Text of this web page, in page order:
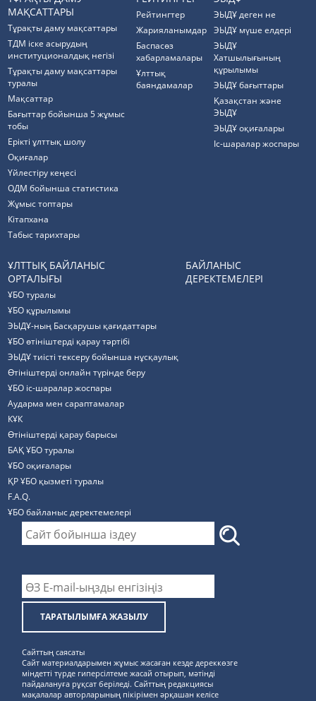
МАҚСАТТАРЫ
Тұрақты даму мақсаттары
ТДМ іске асырудың
институционалдық негізі
Тұрақты даму мақсаттары
туралы
Мақсаттар
Бағыттар бойынша 5 жұмыс
тобы
Ерікті ұлттық шолу
Оқиғалар
Үйлестіру кеңесі
ОДМ бойынша статистика
Жұмыс топтары
Кітапхана
Табыс тарихтары
Рейтингтер
Жарияланымдар
Баспасөз
хабарламалары
Ұлттық
баяндамалар
ЭЫДҰ деген не
ЭЫДҰ мүше елдері
ЭЫДҰ
Хатшылығының
құрылымы
ЭЫДҰ бағыттары
Қазақстан және
ЭЫДҰ
ЭЫДҰ оқиғалары
Іс-шаралар жоспары
ҰЛТТЫҚ БАЙЛАНЫС
ОРТАЛЫҒЫ
ҰБО туралы
ҰБО құрылымы
ЭЫДҰ-ның Басқарушы қағидаттары
ҰБО өтініштерді қарау тәртібі
ЭЫДҰ тиісті тексеру бойынша нұсқаулық
Өтініштерді онлайн түрінде беру
ҰБО іс-шаралар жоспары
Аударма мен сараптамалар
КҰК
Өтініштерді қарау барысы
БАҚ ҰБО туралы
ҰБО оқиғалары
ҚР ҰБО қызметі туралы
F.A.Q.
ҰБО байланыс деректемелерi
БАЙЛАНЫС
ДЕРЕКТЕМЕЛЕРІ
ТАРАТЫЛЫМҒА ЖАЗЫЛУ
Сайттың саясаты
Сайт материалдарымен жұмыс жасаған кезде дереккөзге
міндетті түрде гиперсілтеме жасай отырып, мәтінді
пайдалануға рұқсат беріледі. Сайттың редакциясы
мақалалар авторларының пікірімен әрқашан келісе